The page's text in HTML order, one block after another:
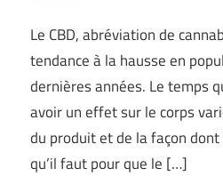
Le CBD, abréviation de
tendance à la hausse en
dernières années. Le temps
avoir un effet sur le corps
du produit et de la façon
qu’il faut pour que le […]